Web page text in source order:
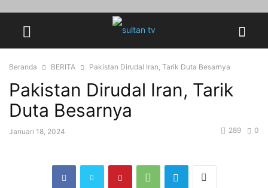
Beranda BERITA Pakistan Dirudal Iran, Tarik Duta Besarnya
Pakistan Dirudal Iran, Tarik
Duta Besarnya
Januari 18, 2024 0
289